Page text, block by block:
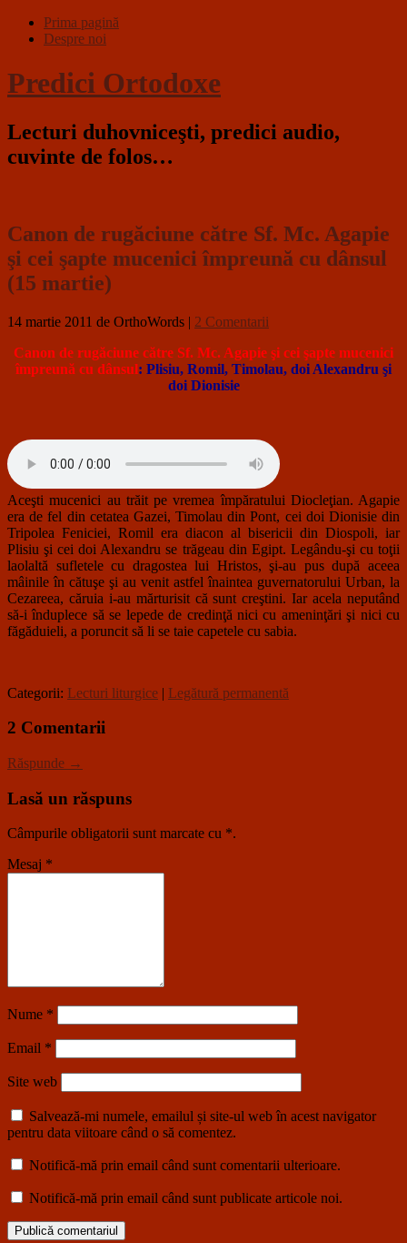
Prima pagină
Despre noi
Predici Ortodoxe
Lecturi duhovniceşti, predici audio,
cuvinte de folos…
Canon de rugăciune către Sf. Mc. Agapie
şi cei şapte mucenici împreună cu dânsul
(15 martie)
14 martie 2011 de OrthoWords | 2 Comentarii
Canon de rugăciune către Sf. Mc. Agapie şi cei şapte mucenici
împreună cu dânsul: Plisiu, Romil, Timolau, doi Alexandru şi
doi Dionisie
Aceşti mucenici au trăit pe vremea împăratului Diocleţian. Agapie
era de fel din cetatea Gazei, Timolau din Pont, cei doi Dionisie din
Tripolea Feniciei, Romil era diacon al bisericii din Diospoli, iar
Plisiu şi cei doi Alexandru se trăgeau din Egipt. Legându-şi cu toţii
laolaltă sufletele cu dragostea lui Hristos, şi-au pus după aceea
mâinile în cătuşe şi au venit astfel înaintea guvernatorului Urban, la
Cezareea, căruia i-au mărturisit că sunt creştini. Iar acela neputând
să-i înduplece să se lepede de credinţă nici cu ameninţări şi nici cu
făgăduieli, a poruncit să li se taie capetele cu sabia.
Categorii: Lecturi liturgice | Legătură permanentă
2 Comentarii
Răspunde →
Lasă un răspuns
Câmpurile obligatorii sunt marcate cu *.
Mesaj *
Nume *
Email *
Site web
Salvează-mi numele, emailul și site-ul web în acest navigator
pentru data viitoare când o să comentez.
Notifică-mă prin email când sunt comentarii ulterioare.
Notifică-mă prin email când sunt publicate articole noi.